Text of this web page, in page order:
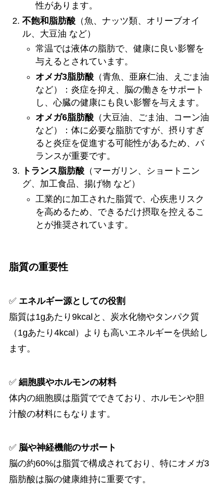
性があります。
不飽和脂肪酸（魚、ナッツ類、オリーブオイ
ル、大豆油 など）
常温では液体の脂肪で、健康に良い影響を
与えるとされています。
オメガ3脂肪酸（青魚、亜麻仁油、えごま油
など）：炎症を抑え、脳の働きをサポート
し、心臓の健康にも良い影響を与えます。
オメガ6脂肪酸（大豆油、ごま油、コーン油
など）：体に必要な脂肪ですが、摂りすぎ
ると炎症を促進する可能性があるため、バ
ランスが重要です。
トランス脂肪酸（マーガリン、ショートニン
グ、加工食品、揚げ物 など）
工業的に加工された脂質で、心疾患リスク
を高めるため、できるだけ摂取を控えるこ
とが推奨されています。
脂質の重要性
✅ エネルギー源としての役割
脂質は1gあたり9kcalと、炭水化物やタンパク質
（1gあたり4kcal）よりも高いエネルギーを供給し
ます。
✅ 細胞膜やホルモンの材料
体内の細胞膜は脂質でできており、ホルモンや胆
汁酸の材料にもなります。
✅ 脳や神経機能のサポート
脳の約60%は脂質で構成されており、特にオメガ3
脂肪酸は脳の健康維持に重要です。